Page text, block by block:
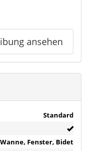
WC und BD
Kaltmiete vermietet.
Ihnen einen
ansehen
Standard
Fenster, Bidet